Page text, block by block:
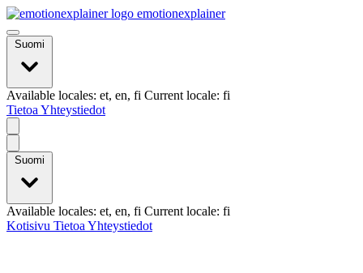
emotionexplainer
Suomi
Available locales: et, en, fi Current locale: fi
Tietoa Yhteystiedot
Suomi
Available locales: et, en, fi Current locale: fi
Kotisivu Tietoa Yhteystiedot